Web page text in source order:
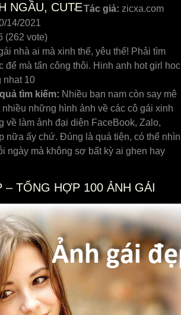
NGẦU, CUTETác giả: zicxa.com
14/2021
(262 vote)
nhà ai mà xinh thế, yêu thế! Phải tìm
để mà tấn công thôi. Hinh anh hot girl hoc
nhat 10
tìm kiếm: Nhiều bạn nam còn say mê
những hình ảnh về các cô gái xinh
về làm ảnh đại diện FaceBook, Zalo,
nữa ấy chứ. Đúng là quá tiện, có thể nhìn
ngày mà không sợ bất kỳ ai ghen hay
– TỔNG HỢP 100 ẢNH GÁI